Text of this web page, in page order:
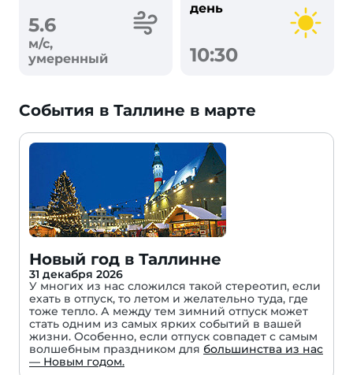
5.6
м/с,
умеренный
день
10:30
События в Таллине в марте
Новый год в Таллинне
31 декабря 2026
У многих из нас сложился такой стереотип, если
ехать в отпуск, то летом и желательно туда, где
тоже тепло. А между тем зимний отпуск может
стать одним из самых ярких событий в вашей
жизни. Особенно, если отпуск совпадет с самым
волшебным праздником для большинства из нас
— Новым годом.